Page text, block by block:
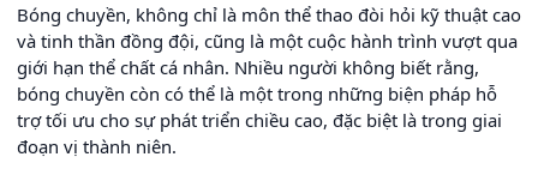
Bóng chuyền, không chỉ là môn thể thao đòi hỏi kỹ thuật cao
và tinh thần đồng đội, cũng là một cuộc hành trình vượt qua
giới hạn thể chất cá nhân. Nhiều người không biết rằng,
bóng chuyền còn có thể là một trong những biện pháp hỗ
trợ tối ưu cho sự phát triển chiều cao, đặc biệt là trong giai
đoạn vị thành niên.